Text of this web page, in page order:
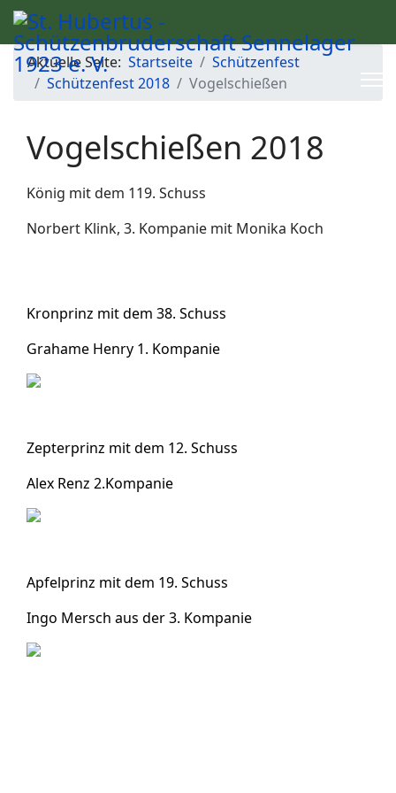
Aktuelle Seite: Startseite
Schützenfest
Schützenfest 2018
Vogelschießen
Vogelschießen 2018
König mit dem 119. Schuss
Norbert Klink, 3. Kompanie mit Monika Koch
Kronprinz mit dem 38. Schuss
Grahame Henry 1. Kompanie
Zepterprinz mit dem 12. Schuss
Alex Renz 2.Kompanie
Apfelprinz mit dem 19. Schuss
Ingo Mersch aus der 3. Kompanie